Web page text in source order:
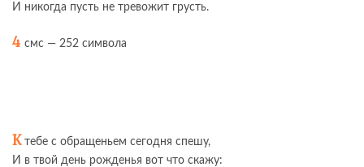
И никогда пусть не тревожит грусть.
4 смс — 252 символа
Ктебе с обращеньем сегодня спешу,
И в твой день рожденья вот что скажу: